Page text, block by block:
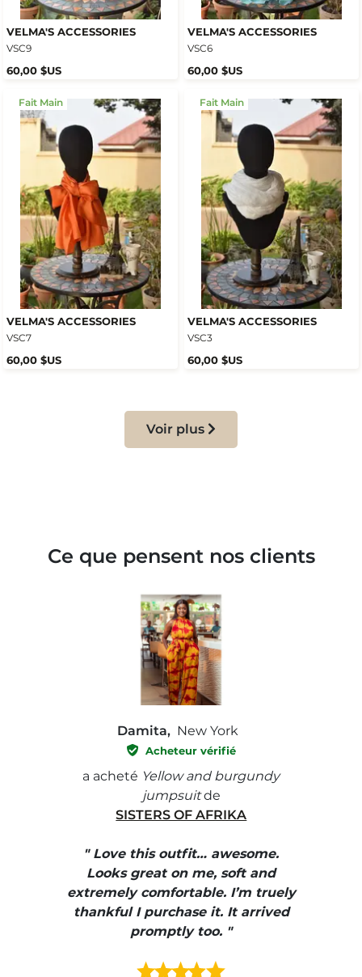
VELMA'S ACCESSORIES
VSC9
60,00 $US
VELMA'S ACCESSORIES
VSC6
60,00 $US
Fait Main
VELMA'S ACCESSORIES
VSC7
60,00 $US
Fait Main
VELMA'S ACCESSORIES
VSC3
60,00 $US
Voir plus
Ce que pensent nos clients
Damita, New York
Acheteur vérifié
a acheté Yellow and burgundy
jumpsuitde
SISTERS OF AFRIKA
" Love this outfit… awesome.
Looks great on me, soft and
extremely comfortable. I’m truely
thankful I purchase it. It arrived
promptly too. "